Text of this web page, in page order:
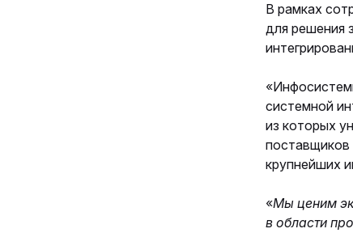
В рамках
для решения
системной
из которых
крупнейших
«Мы ценим
в области